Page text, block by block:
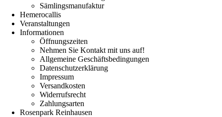
Sämlingsmanufaktur
Hemerocallis
Veranstaltungen
Informationen
Öffnungszeiten
Nehmen Sie Kontakt mit uns auf!
Allgemeine Geschäftsbedingungen
Datenschutzerklärung
Impressum
Versandkosten
Widerrufsrecht
Zahlungsarten
Rosenpark Reinhausen